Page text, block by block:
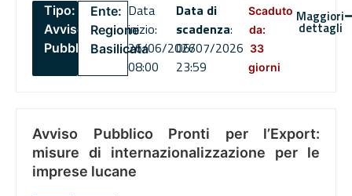
Tipo:
Avviso
Pubblico
Ente:
Regione
Basilicata
Data
inizio:
26/06/2026
08:00
Data di
scadenza:
06/07/2026
23:59
Scaduto
da:
33
giorni
Maggiori
dettagli
Avviso Pubblico Pronti per l’Export:
misure di internazionalizzazione per le
imprese lucane